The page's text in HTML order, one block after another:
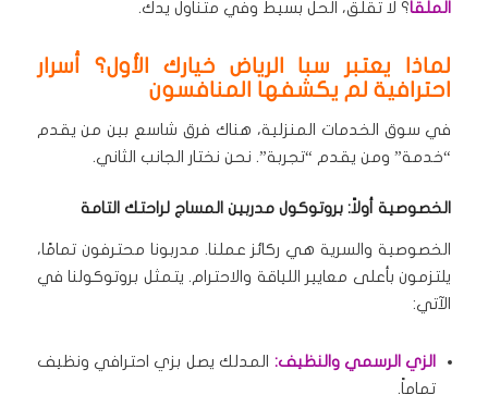
الملقا؟ لا تقلق، الحل بسيط وفي متناول يدك.
لماذا يعتبر سبا الرياض خيارك الأول؟ أسرار
احترافية لم يكشفها المنافسون
في سوق الخدمات المنزلية، هناك فرق شاسع بين من يقدم
“خدمة” ومن يقدم “تجربة”. نحن نختار الجانب الثاني.
الخصوصية أولاً: بروتوكول مدربين المساج لراحتك التامة
الخصوصية والسرية هي ركائز عملنا. مدربونا محترفون تمامًا،
يلتزمون بأعلى معايير اللياقة والاحترام. يتمثل بروتوكولنا في
الآتي:
الزي الرسمي والنظيف: المدلك يصل بزي احترافي ونظيف
تماماً.